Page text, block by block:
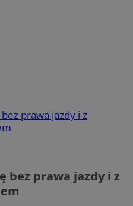
prawa jazdy i z
bez prawa jazdy i z